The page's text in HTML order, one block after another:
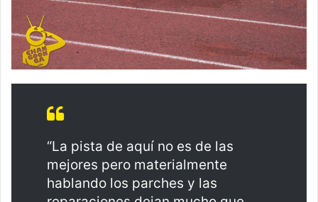
“La pista de aquí no es de las
mejores pero materialmente
hablando los parches y las